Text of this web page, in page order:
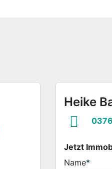
Heike
Jetzt
Name*